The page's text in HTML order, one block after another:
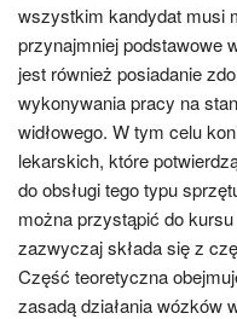
wszystkim kandydat musi
przynajmniej podstawowe
jest również posiadanie
wykonywania pracy na
widłowego. W tym celu
lekarskich, które
do obsługi tego typu
można przystąpić do
zazwyczaj składa się z
Część teoretyczna
zasadą działania wózków